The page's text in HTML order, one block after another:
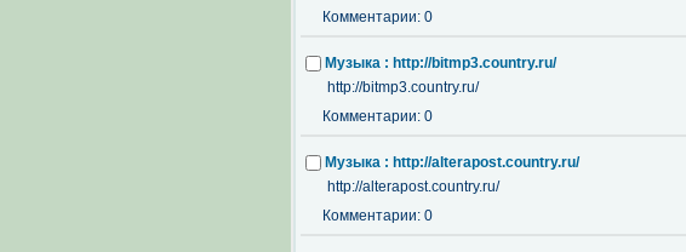
Комментарии: 0
Музыка : http://bitmp3.country.ru/
http://bitmp3.country.ru/
Комментарии: 0
Музыка : http://alterapost.country.ru/
http://alterapost.country.ru/
Комментарии: 0